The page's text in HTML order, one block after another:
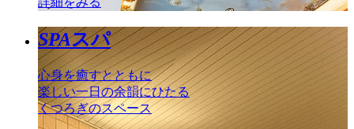
SPAスパ
心身を癒すとともに
楽しい一日の余韻にひたる
くつろぎのスペース